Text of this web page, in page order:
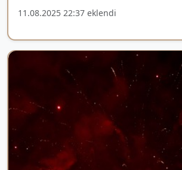
11.08.2025 22:37 eklendi